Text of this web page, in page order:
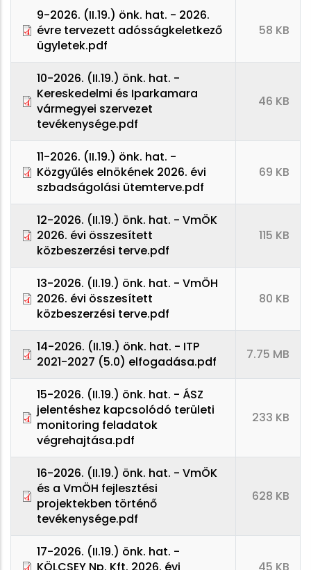
9-2026. (II.19.) önk. hat. - 2026.
évre tervezett adósságkeletkező
ügyletek.pdf
58 KB
10-2026. (II.19.) önk. hat. -
Kereskedelmi és Iparkamara
vármegyei szervezet
tevékenysége.pdf
46 KB
11-2026. (II.19.) önk. hat. -
Közgyűlés elnökének 2026. évi
szbadságolási ütemterve.pdf
69 KB
12-2026. (II.19.) önk. hat. - VmÖK
2026. évi összesített
közbeszerzési terve.pdf
115 KB
13-2026. (II.19.) önk. hat. - VmÖH
2026. évi összesített
közbeszerzési terve.pdf
80 KB
14-2026. (II.19.) önk. hat. - ITP
2021-2027 (5.0) elfogadása.pdf
7.75 MB
15-2026. (II.19.) önk. hat. - ÁSZ
jelentéshez kapcsolódó területi
monitoring feladatok
végrehajtása.pdf
233 KB
16-2026. (II.19.) önk. hat. - VmÖK
és a VmÖH fejlesztési
projektekben történő
tevékenysége.pdf
628 KB
17-2026. (II.19.) önk. hat. -